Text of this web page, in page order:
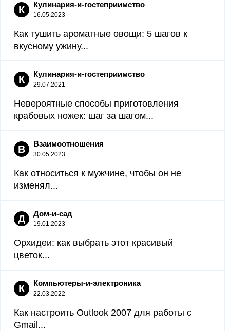
К Кулинария-и-гостеприимство
16.05.2023
Как тушить ароматные овощи: 5 шагов к
вкусному ужину...
К Кулинария-и-гостеприимство
29.07.2021
Невероятные способы приготовления
крабовых ножек: шаг за шагом...
В Взаимоотношения
30.05.2023
Как относиться к мужчине, чтобы он не
изменял...
Д Дом-и-сад
19.01.2023
Орхидеи: как выбрать этот красивый
цветок...
К Компьютеры-и-электроника
22.03.2022
Как настроить Outlook 2007 для работы с
Gmail...